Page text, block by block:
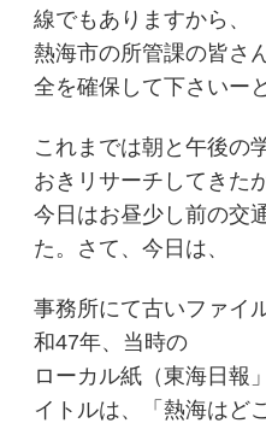
線でもありますから、
熱海市の所管課の皆さ
全を確保して下さいーと
これまでは朝と午後の
おきリサーチしてきたが
今日はお昼少し前の交
た。さて、今日は、
事務所にて古いファイ
和47年、当時の
ローカル紙（東海日報
イトルは、「熱海はど